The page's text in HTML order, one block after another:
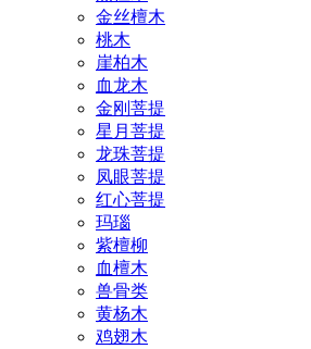
金丝檀木
桃木
崖柏木
血龙木
金刚菩提
星月菩提
龙珠菩提
凤眼菩提
红心菩提
玛瑙
紫檀柳
血檀木
兽骨类
黄杨木
鸡翅木